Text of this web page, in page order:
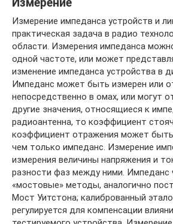
Измерение
Измерение импеданса устройств и
практическая задача в радио
области. Измерения импеданса
одной частоте, или может
изменение импеданса устройства в
Импеданс может быть измерен или
непосредственно в омах, или могут
другие значения, относящиеся к
радиоантенна, то коэффициент
коэффициент отражения может
чем только импеданс. Измерение
измерения величины напряжения и
разности фаз между ними. Импеданс
«мостовые» методы, аналогично
Мост Уитстона; калиброванный
регулируется для компенсации